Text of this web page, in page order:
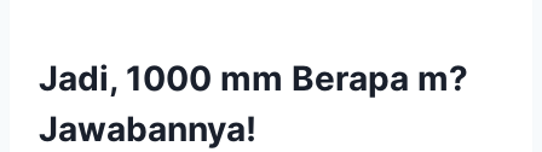
Jadi, 1000 mm Berapa m?
Jawabannya!